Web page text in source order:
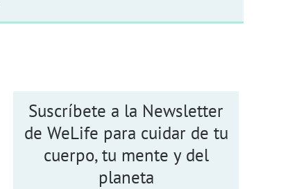
Suscríbete a la Newsletter
de WeLife para cuidar de tu
cuerpo, tu mente y del
planeta